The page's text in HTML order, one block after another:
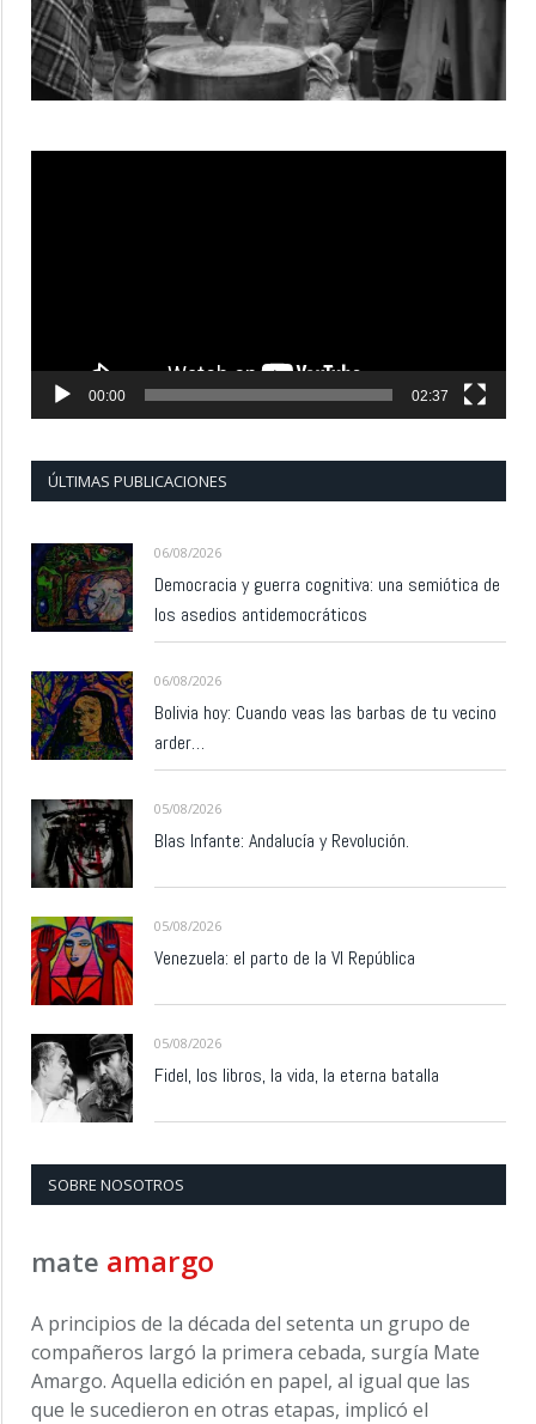
00:00 02:37
ÚLTIMAS PUBLICACIONES
06/08/2026
Democracia y guerra cognitiva: una semiótica de
los asedios antidemocráticos
06/08/2026
Bolivia hoy: Cuando veas las barbas de tu vecino
arder…
05/08/2026
Blas Infante: Andalucía y Revolución.
05/08/2026
Venezuela: el parto de la VI República
05/08/2026
Fidel, los libros, la vida, la eterna batalla
SOBRE NOSOTROS
mate amargo
A principios de la década del setenta un grupo de
compañeros largó la primera cebada, surgía Mate
Amargo. Aquella edición en papel, al igual que las
que le sucedieron en otras etapas, implicó el